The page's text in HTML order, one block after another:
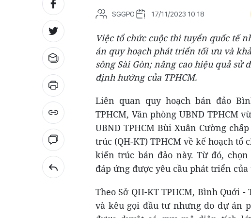
SGGPO 17/11/2023 10:18
Việc tổ chức cuộc thi tuyển quốc tế
án quy hoạch phát triển tối ưu và
sông Sài Gòn; nâng cao hiệu quả
định hướng của TPHCM.
Liên quan quy hoạch bán đảo
TPHCM, Văn phòng UBND TPHCM
UBND TPHCM Bùi Xuân Cường
trúc (QH-KT) TPHCM về kế hoạch
kiến trúc bán đảo này. Từ đó,
đáp ứng được yêu cầu phát triển
Theo Sở QH-KT TPHCM, Bình Quới
và kêu gọi đầu tư nhưng do dự án